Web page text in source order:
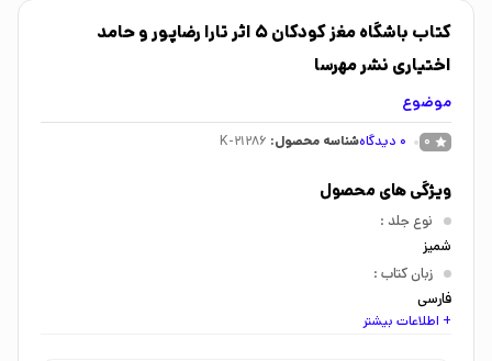
کتاب باشگاه مغز کودکان 5 اثر تارا رضاپور و حامد
اختیاری نشر مهرسا
موضوع
0
0 دیدگاهشناسه محصول: K-21286
ویژگی های محصول
نوع جلد :
شمیز
زبان کتاب :
فارسی
اندازه کتاب:
+ اطلاعات بیشتر